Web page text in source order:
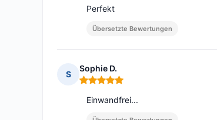
Perfekt
Übersetzte Bewertungen
S
Sophie D.
Hinweis: 5 von 5
Einwandfrei...